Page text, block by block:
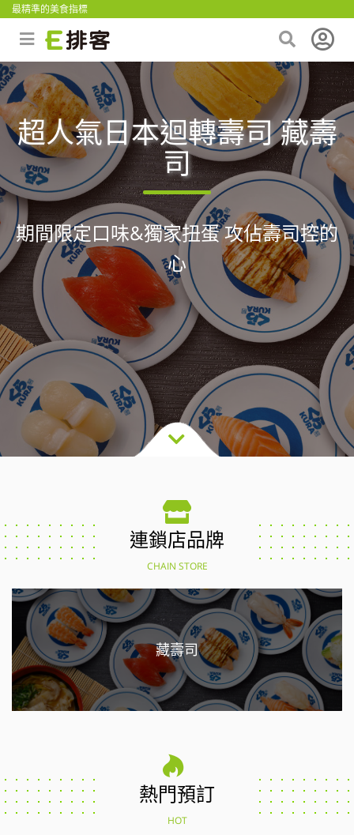
最精準的美食指標
超人氣日本迴轉壽司 藏壽
司
期間限定口味&獨家扭蛋 攻佔壽司控的
心
連鎖店品牌
CHAIN STORE
藏壽司
熱門預訂
HOT